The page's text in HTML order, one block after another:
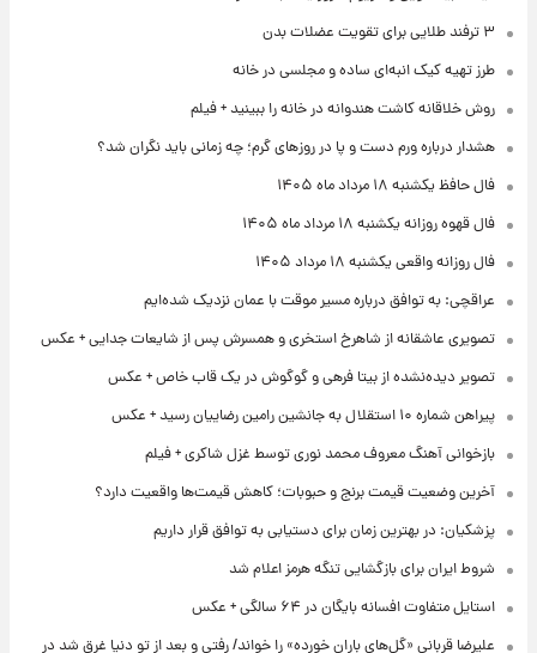
۳ ترفند طلایی برای تقویت عضلات بدن
طرز تهیه کیک انبه‌ای ساده و مجلسی در خانه
روش خلاقانه کاشت هندوانه در خانه را ببینید + فیلم
هشدار درباره ورم دست و پا در روزهای گرم؛ چه زمانی باید نگران شد؟
فال حافظ یکشنبه ۱۸ مرداد ماه ۱۴۰۵
فال قهوه روزانه یکشنبه ۱۸ مرداد ماه ۱۴۰۵
فال روزانه واقعی یکشنبه ۱۸ مرداد ۱۴۰۵
عراقچی: به توافق درباره مسیر موقت با عمان نزدیک شده‌ایم
تصویری عاشقانه از شاهرخ استخری و همسرش پس از شایعات جدایی + عکس
تصویر دیده‌نشده از بیتا فرهی و گوگوش در یک قاب خاص + عکس
پیراهن شماره ۱۰ استقلال به جانشین رامین رضاییان رسید + عکس
بازخوانی آهنگ معروف محمد نوری توسط غزل شاکری + فیلم
آخرین وضعیت قیمت برنج و حبوبات؛ کاهش قیمت‌ها واقعیت دارد؟
پزشکیان: در بهترین زمان برای دستیابی به توافق قرار داریم
شروط ایران برای بازگشایی تنگه هرمز اعلام شد
استایل متفاوت افسانه بایگان در ۶۴ سالگی + عکس
علیرضا قربانی «گل‌های باران خورده» را خواند/ رفتی و بعد از تو دنیا غرق شد در